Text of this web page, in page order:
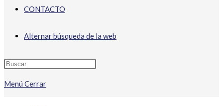
CONTACTO
Alternar búsqueda de la web
Menú Cerrar